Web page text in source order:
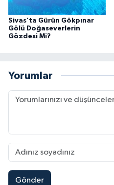
Sivas’ta Gürün Gökpınar
Gölü Doğaseverlerin
Gözdesi Mi?
Yorumlar
Gönder